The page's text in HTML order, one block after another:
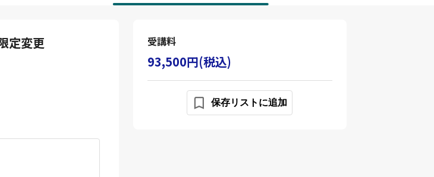
定変更 受講料
93,500円(税込)
保存リストに追加